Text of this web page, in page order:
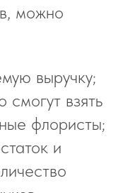
можно
выручку;
смогут взять
флористы;
и